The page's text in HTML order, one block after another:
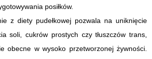
posiłków.
z diety pudełkowej pozwala na uniknięcie
soli, cukrów prostych czy tłuszczów trans,
obecne w wysoko przetworzonej żywności.